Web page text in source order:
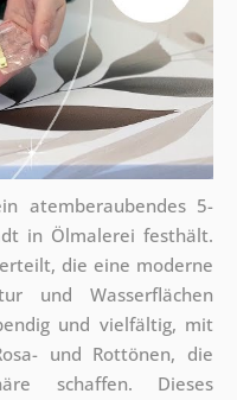
atemberaubendes 5-
in Ölmalerei festhält.
die eine moderne
und Wasserflächen
und vielfältig, mit
und Rottönen, die
schaffen. Dieses